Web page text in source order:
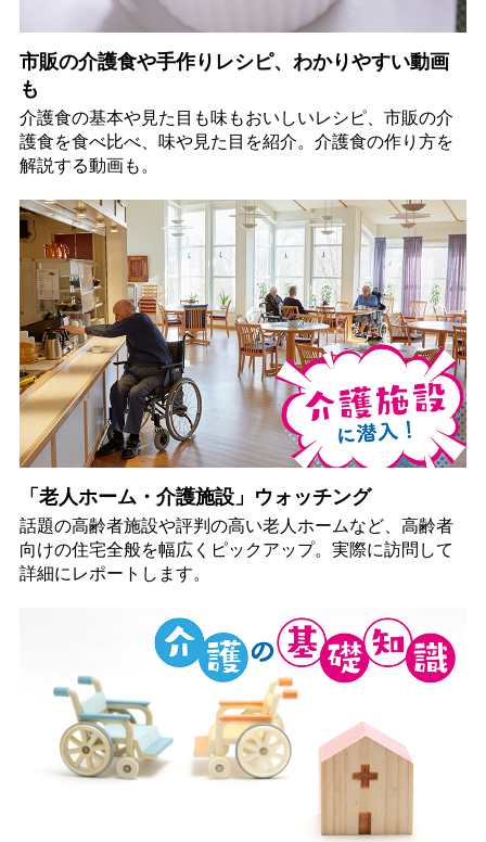
市販の介護食や手作りレシピ、わかりやすい動画
も
介護食の基本や見た目も味もおいしいレシピ、市販の介
護食を食べ比べ、味や見た目を紹介。介護食の作り方を
解説する動画も。
「老人ホーム・介護施設」ウォッチング
話題の高齢者施設や評判の高い老人ホームなど、高齢者
向けの住宅全般を幅広くピックアップ。実際に訪問して
詳細にレポートします。